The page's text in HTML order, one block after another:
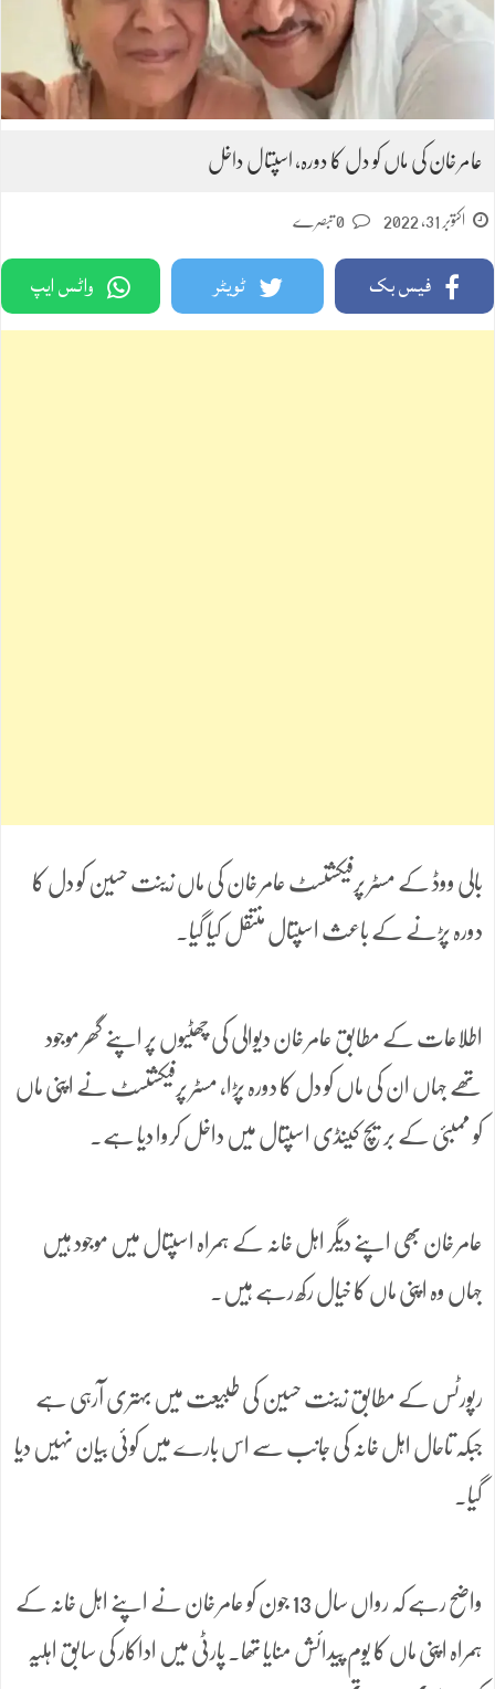
عامر خان کی ماں کو دل کا دورہ، اسپتال داخل
اکتوبر 31, 2022
فیس بک ٹویٹر واٹس ایپ
بالی ووڈ کے مسٹر پرفیکشنسٹ عامر خان کی ماں زینت حسین کو دل کا
دورہ پڑنے کے باعث اسپتال منتقل کیا گیا۔
اطلاعات کے مطابق عامر خان دیوالی کی چھٹیوں پر اپنے گھر موجود
تھے جہاں ان کی ماں کو دل کا دورہ پڑا، مسٹر پرفیکشنسٹ نے اپنی ماں
کو ممبئی کے بریچ کینڈی اسپتال میں داخل کروا دیا ہے۔
عامر خان بھی اپنے دیگر اہل خانہ کے ہمراہ اسپتال میں موجود ہیں
جہاں وہ اپنی ماں کا خیال رکھ رہے ہیں۔
رپورٹس کے مطابق زینت حسین کی طبیعت میں بہتری آرہی ہے
جبکہ تاحال اہل خانہ کی جانب سے اس بارے میں کوئی بیان نہیں دیا
گیا۔
واضح رہے کہ رواں سال 13 جون کو عامر خان نے اپنے اہل خانہ کے
ہمراہ اپنی ماں کا یوم پیدائش منایا تھا۔ پارٹی میں اداکار کی سابق اہلیہ